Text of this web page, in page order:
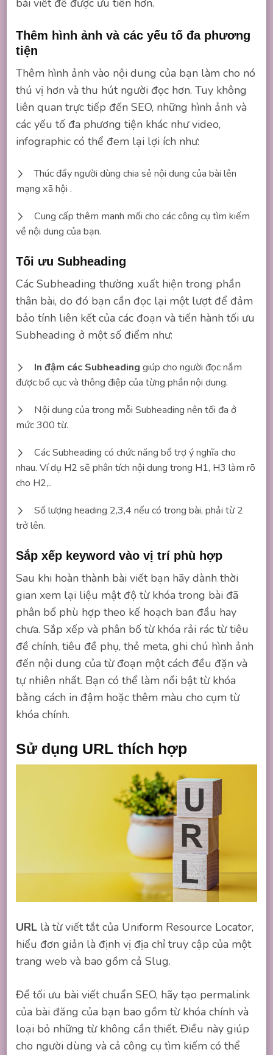
Thêm hình ảnh và các yếu tố đa phương
tiện
Thêm hình ảnh vào nội dung của bạn làm cho nó
thú vị hơn và thu hút người đọc hơn. Tuy không
liên quan trực tiếp đến SEO, những hình ảnh và
các yếu tố đa phương tiện khác như video,
infographic có thể đem lại lợi ích như:
Thúc đẩy người dùng chia sẻ nội dung của bài lên
mạng xã hội .
Cung cấp thêm manh mối cho các công cụ tìm kiếm
về nội dung của bạn.
Tối ưu Subheading
Các Subheading thường xuất hiện trong phần
thân bài, do đó bạn cần đọc lại một lượt để đảm
bảo tính liên kết của các đoạn và tiến hành tối ưu
Subheading ở một số điểm như:
In đậm các Subheading giúp cho người đọc nắm
được bố cục và thông điệp của từng phần nội dung.
Nội dung của trong mỗi Subheading nên tối đa ở
mức 300 từ.
Các Subheading có chức năng bổ trợ ý nghĩa cho
nhau. Ví dụ H2 sẽ phân tích nội dung trong H1, H3 làm rõ
cho H2,..
Số lượng heading 2,3,4 nếu có trong bài, phải từ 2
trở lên.
Sắp xếp keyword vào vị trí phù hợp
Sau khi hoàn thành bài viết bạn hãy dành thời
gian xem lại liệu mật độ từ khóa trong bài đã
phân bổ phù hợp theo kế hoạch ban đầu hay
chưa. Sắp xếp và phân bố từ khóa rải rác từ tiêu
đề chính, tiêu đề phụ, thẻ meta, ghi chú hình ảnh
đến nội dung của từ đoạn một cách đều đặn và
tự nhiên nhất. Bạn có thể làm nổi bật từ khóa
bằng cách in đậm hoặc thêm màu cho cụm từ
khóa chính.
Sử dụng URL thích hợp
URL là từ viết tắt của Uniform Resource Locator,
hiểu đơn giản là định vị địa chỉ truy cập của một
trang web và bao gồm cả Slug.
Để tối ưu bài viết chuẩn SEO, hãy tạo permalink
của bài đăng của bạn bao gồm từ khóa chính và
loại bỏ những từ không cần thiết. Điều này giúp
cho người dùng và cả công cụ tìm kiếm có thể